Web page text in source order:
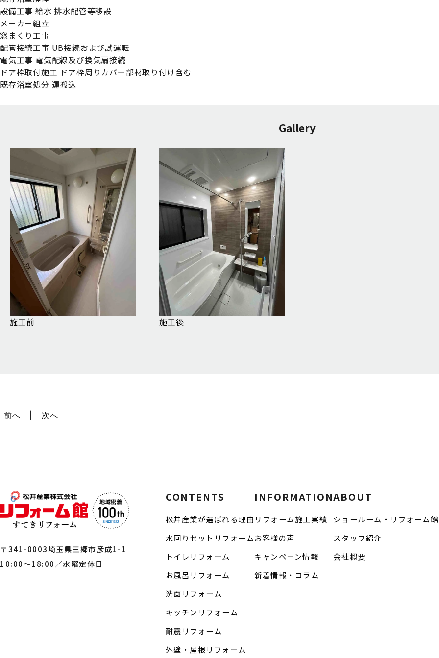
設備工事 給水 排水配管等移設
メーカー組立
窓まくり工事
配管接続工事 UB接続および試運転
電気工事 電気配線及び換気扇接続
ドア枠取付施工 ドア枠周りカバー部材取り付け含む
既存浴室処分 運搬込
Gallery
施工前 施工後
前へ 次へ
〒341-0003埼玉県三郷市彦成1-1
10:00～18:00／水曜定休日
CONTENTS
松井産業が選ばれる理由
水回りセットリフォーム
トイレリフォーム
お風呂リフォーム
洗面リフォーム
キッチンリフォーム
耐震リフォーム
外壁・屋根リフォーム
INFORMATION
リフォーム施工実績
お客様の声
キャンペーン情報
新着情報・コラム
ABOUT
ショールーム・リフォーム館
スタッフ紹介
会社概要